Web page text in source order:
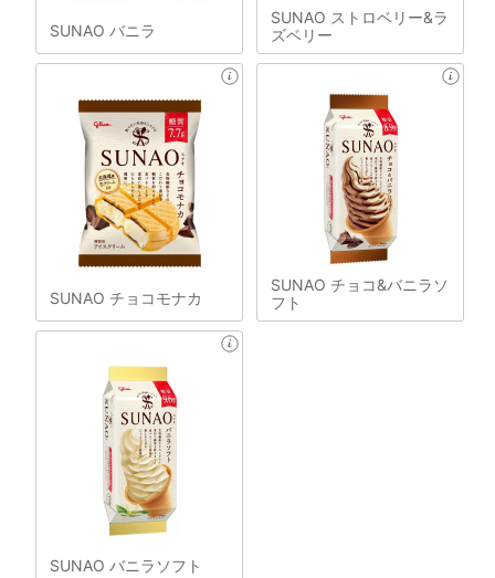
SUNAO バニラ
SUNAO ストロベリー&ラ
ズベリー
SUNAO チョコモナカ
SUNAO チョコ&バニラソ
フト
SUNAO バニラソフト